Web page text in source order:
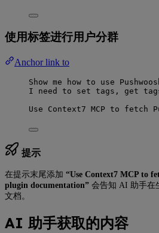
使用标签进行用户分群
Anchor link to
Show me how to use
I need to set tags, get
Use Context7 MCP to fetch
提示
在提示末尾添加 “Use Context7 MCP to
plugin documentation” 会告知 AI 助手在
文档。
AI 助手获取的内容